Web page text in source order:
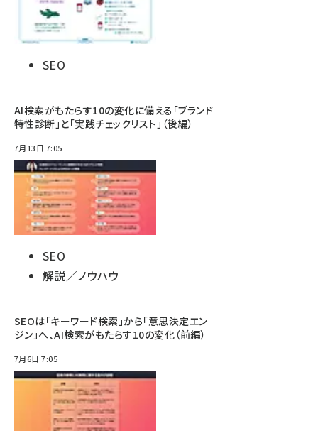
SEO
AI検索がもたらす10の変化に備える「ブランド
特性診断」と「実践チェックリスト」（後編）
7月13日 7:05
SEO
解説／ノウハウ
SEOは「キーワード検索」から「意思決定エン
ジン」へ、AI検索がもたらす10の変化（前編）
7月6日 7:05